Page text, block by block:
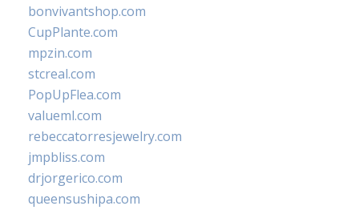
bonvivantshop.com
CupPlante.com
mpzin.com
stcreal.com
PopUpFlea.com
valueml.com
rebeccatorresjewelry.com
jmpbliss.com
drjorgerico.com
queensushipa.com